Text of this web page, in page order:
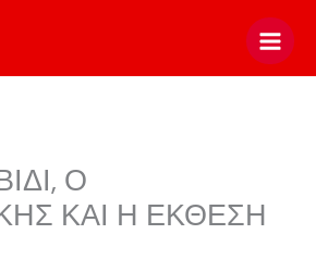
Ο
ΚΑΙ Η ΕΚΘΕΣΗ